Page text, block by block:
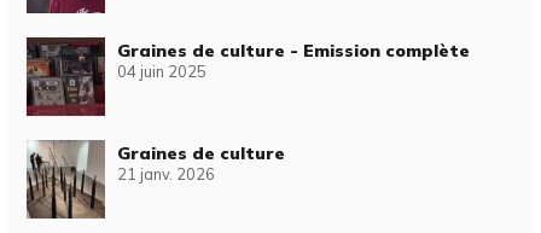
Graines de culture - Emission complète
04 juin 2025
Graines de culture
21 janv. 2026